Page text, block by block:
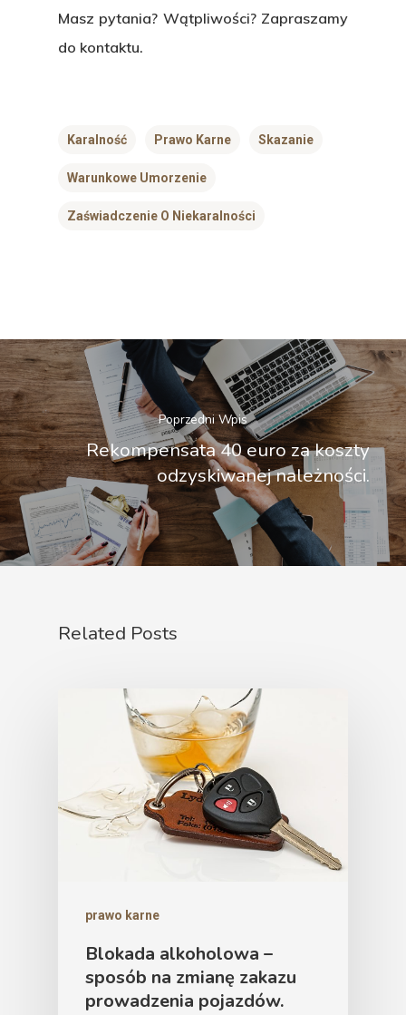
Masz pytania? Wątpliwości? Zapraszamy
do kontaktu.
Karalność Prawo Karne Skazanie
Warunkowe Umorzenie
Zaświadczenie O Niekaralności
Poprzedni Wpis
Rekompensata 40 euro za koszty
odzyskiwanej należności.
Related Posts
prawo karne
Blokada alkoholowa –
sposób na zmianę zakazu
prowadzenia pojazdów.